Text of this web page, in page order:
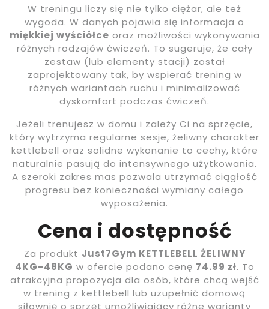
W treningu liczy się nie tylko ciężar, ale też
wygoda. W danych pojawia się informacja o
miękkiej wyściółce oraz możliwości wykonywania
różnych rodzajów ćwiczeń. To sugeruje, że cały
zestaw (lub elementy stacji) został
zaprojektowany tak, by wspierać trening w
różnych wariantach ruchu i minimalizować
dyskomfort podczas ćwiczeń.
Jeżeli trenujesz w domu i zależy Ci na sprzęcie,
który wytrzyma regularne sesje, żeliwny charakter
kettlebell oraz solidne wykonanie to cechy, które
naturalnie pasują do intensywnego użytkowania.
A szeroki zakres mas pozwala utrzymać ciągłość
progresu bez konieczności wymiany całego
wyposażenia.
Cena i dostępność
Za produkt Just7Gym KETTLEBELL ŻELIWNY
4KG-48KG w ofercie podano cenę 74.99 zł. To
atrakcyjna propozycja dla osób, które chcą wejść
w trening z kettlebell lub uzupełnić domową
siłownię o sprzęt umożliwiający różne warianty